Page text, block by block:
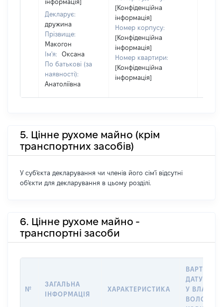
інформація]
Декларує:
дружина
Прізвище:
Макогон
Ім'я:
Оксана
По батькові (за
наявності):
Анатоліївна
[Конфіденційна
інформація]
Номер корпусу:
[Конфіденційна
інформація]
Номер квартири:
[Конфіденційна
інформація]
5. Цінне рухоме майно (крім
транспортних засобів)
У суб'єкта декларування чи членів його сім'ї відсутні
об'єкти для декларування в цьому розділі.
6. Цінне рухоме майно -
транспортні засоби
№
ЗАГАЛЬНА
ІНФОРМАЦІЯ
ХАРАКТЕРИСТИКА
ВАРТІСТЬ
ДАТУ
У